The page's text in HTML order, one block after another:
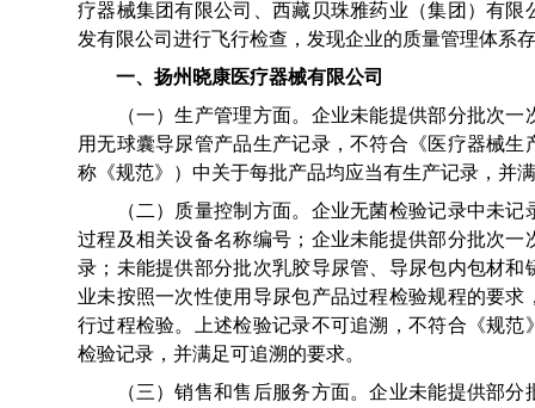
疗器械集团有限公司、西藏贝珠雅药业（集团）有限
发有限公司进行飞行检查，发现企业的质量管理体系
一、扬州晓康医疗器械有限公司
（一）生产管理方面。企业未能提供部分批次一
用无球囊导尿管产品生产记录，不符合《医疗器械生
称《规范》）中关于每批产品均应当有生产记录，并
（二）质量控制方面。企业无菌检验记录中未记
过程及相关设备名称编号；企业未能提供部分批次一
录；未能提供部分批次乳胶导尿管、导尿包内包材和
业未按照一次性使用导尿包产品过程检验规程的要求
行过程检验。上述检验记录不可追溯，不符合《规范
检验记录，并满足可追溯的要求。
（三）销售和售后服务方面。企业未能提供部分